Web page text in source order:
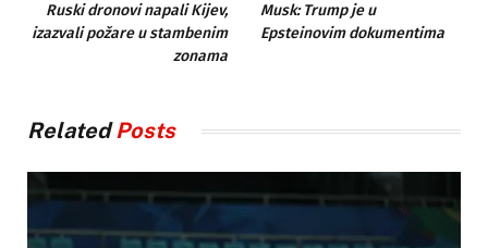
Ruski dronovi napali Kijev,
izazvali požare u stambenim
zonama
Musk: Trump je u
Epsteinovim dokumentima
RelatedPosts